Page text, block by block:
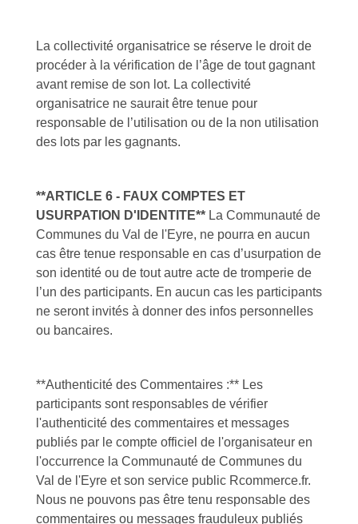
La collectivité organisatrice se réserve le droit de
procéder à la vérification de l’âge de tout gagnant
avant remise de son lot. La collectivité
organisatrice ne saurait être tenue pour
responsable de l’utilisation ou de la non utilisation
des lots par les gagnants.
**ARTICLE 6 - FAUX COMPTES ET
USURPATION D'IDENTITE** La Communauté de
Communes du Val de l'Eyre, ne pourra en aucun
cas être tenue responsable en cas d’usurpation de
son identité ou de tout autre acte de tromperie de
l’un des participants. En aucun cas les participants
ne seront invités à donner des infos personnelles
ou bancaires.
**Authenticité des Commentaires :** Les
participants sont responsables de vérifier
l'authenticité des commentaires et messages
publiés par le compte officiel de l'organisateur en
l'occurrence la Communauté de Communes du
Val de l'Eyre et son service public Rcommerce.fr.
Nous ne pouvons pas être tenu responsable des
commentaires ou messages frauduleux publiés